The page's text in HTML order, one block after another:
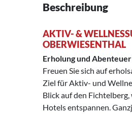
Beschreibung
AKTIV- &
OBERWIESENTHAL
Erholung und
Freuen Sie sich auf
Ziel für Aktiv- und
Blick auf den
Hotels entspannen.